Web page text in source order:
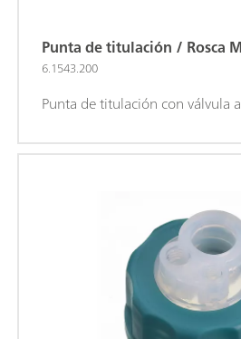
Punta de titulación / Rosca
6.1543.200
Punta de titulación con válvula